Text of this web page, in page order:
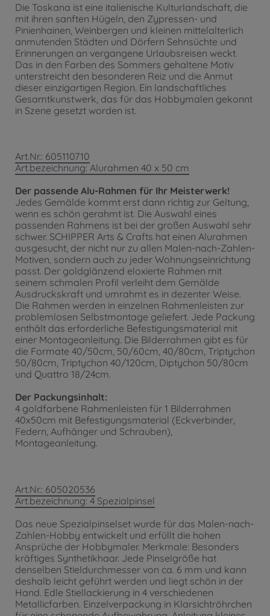
Die Toskana ist eine italienische Kulturlandschaft, die
mit ihren sanften Hügeln, den Zypressen- und
Pinienhainen, Weinbergen und kleinen mittelalterlich
anmutenden Städten und Dörfern Sehnsüchte und
Erinnerungen an vergangene Urlaubsreisen weckt.
Das in den Farben des Sommers gehaltene Motiv
unterstreicht den besonderen Reiz und die Anmut
dieser einzigartigen Region. Ein landschaftliches
Gesamtkunstwerk, das für das Hobbymalen gekonnt
in Szene gesetzt worden ist.
Art.Nr.: 605110710
Art.bezeichnung: Alurahmen 40 x 50 cm
Der passende Alu-Rahmen für Ihr Meisterwerk!
Jedes Gemälde kommt erst dann richtig zur Geltung,
wenn es schön gerahmt ist. Die Auswahl eines
passenden Rahmens ist bei der großen Auswahl sehr
schwer. SCHIPPER Arts & Crafts hat einen Alurahmen
ausgesucht, der nicht nur zu allen Malen-nach-Zahlen-
Motiven, sondern auch zu jeder Wohnungseinrichtung
passt. Der goldglänzend eloxierte Rahmen mit
seinem schmalen Profil verleiht dem Gemälde
Ausdruckskraft und umrahmt es in dezenter Weise.
Die Rahmen werden in einzelnen Rahmenleisten zur
problemlosen Selbstmontage geliefert. Jede Packung
enthält das erforderliche Befestigungsmaterial mit
einer Montageanleitung. Die Bilderrahmen gibt es für
die Formate 40/50cm, 50/60cm, 40/80cm, Triptychon
50/80cm, Triptychon 40/120cm, Diptychon 50/80cm
und Quattro 18/24cm.
Der Packungsinhalt:
4 goldfarbene Rahmenleisten für 1 Bilderrahmen
40x50cm mit Befestigungsmaterial (Eckverbinder,
Federn, Aufhänger und Schrauben),
Montageanleitung.
Art.Nr.: 605020536
Art.bezeichnung: 4 Spezialpinsel
Das neue Spezialpinselset wurde für das Malen-nach-
Zahlen-Hobby entwickelt und erfüllt die hohen
Ansprüche der Hobbymaler. Merkmale: Besonders
kräftiges Synthetikhaar. Jede Pinselgröße hat
denselben Stieldurchmesser von ca. 6 mm und kann
deshalb leicht geführt werden und liegt schön in der
Hand. Edle Stiellackierung in 4 verschiedenen
Metallicfarben. Einzelverpackung in Klarsichtröhrchen